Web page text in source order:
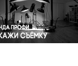
Экология
Экономика и бизнес